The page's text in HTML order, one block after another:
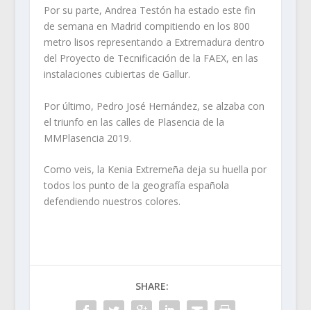
Por su parte, Andrea Testón ha estado este fin
de semana en Madrid compitiendo en los 800
metro lisos representando a Extremadura dentro
del Proyecto de Tecnificación de la FAEX, en las
instalaciones cubiertas de Gallur.
Por último, Pedro José Hernández, se alzaba con
el triunfo en las calles de Plasencia de la
MMPlasencia 2019.
Como veis, la Kenia Extremeña deja su huella por
todos los punto de la geografía española
defendiendo nuestros colores.
SHARE: